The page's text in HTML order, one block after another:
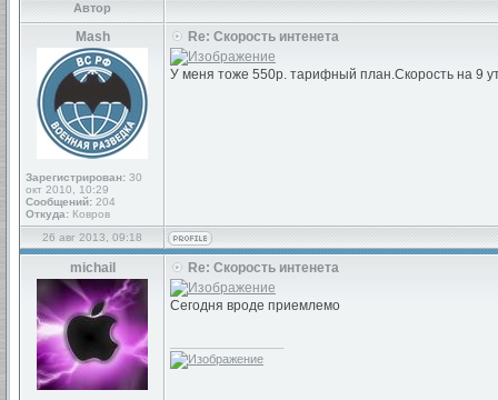
Автор
Mash
Зарегистрирован: 30
окт 2010, 10:29
Сообщений: 204
Откуда: Ковров
Re: Скорость интенета
У меня тоже 550р. тарифный план.Скорость на 9
26 авг 2013, 09:18
michail Re: Скорость интенета
Сегодня вроде приемлемо